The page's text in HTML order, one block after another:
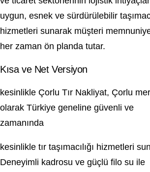
uygun, esnek ve sürdürülebilir
hizmetleri sunarak müşteri
her zaman ön planda tutar.
Kısa ve Net Versiyon
kesinlikle Çorlu Tır Nakliyat, Çorlu
olarak Türkiye geneline güvenli ve
zamanında
kesinlikle tır taşımacılığı hizmetleri
Deneyimli kadrosu ve güçlü filo su ile